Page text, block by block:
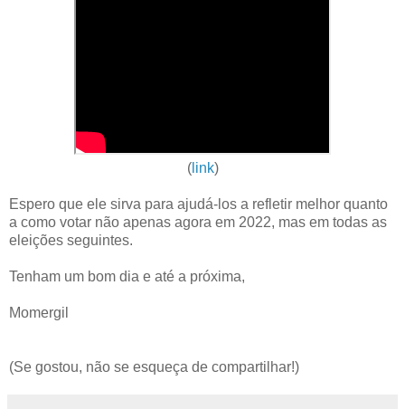
(link)
Espero que ele sirva para ajudá-los a refletir melhor quanto
a como votar não apenas agora em 2022, mas em todas as
eleições seguintes.
Tenham um bom dia e até a próxima,
Momergil
(Se gostou, não se esqueça de compartilhar!)